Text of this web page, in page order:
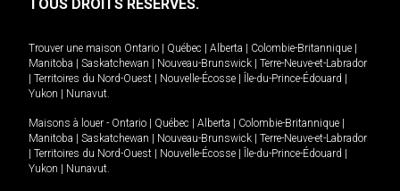
TOUS DROITS RÉSERVÉS.
Trouver une maison Ontario Québec Alberta Colombie-Britannique
Manitoba
Saskatchewan Nouveau-Brunswick
Terre-Neuve-et-Labrador
Territoires du Nord-Ouest Nouvelle-Écosse Île-du-Prince-Édouard
Yukon
Nunavut.
Maisons à louer - Ontario Québec Alberta Colombie-Britannique
Manitoba
Saskatchewan Nouveau-Brunswick
Terre-Neuve-et-Labrador
Territoires du Nord-Ouest Nouvelle-Écosse Île-du-Prince-Édouard
Yukon
Nunavut.